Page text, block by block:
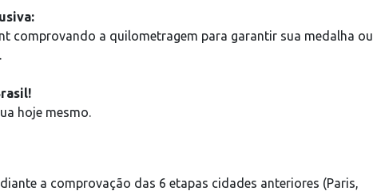
comprovando a quilometragem para garantir sua medalha ou
hoje mesmo.
a comprovação das 6 etapas cidades anteriores (Paris,